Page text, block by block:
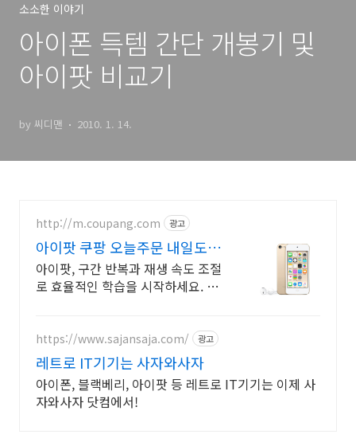
소소한 이야기
아이폰 득템 간단 개봉기 및
아이팟 비교기
by 씨디맨 2010. 1. 14.
http://m.coupang.com 광고
아이팟 쿠팡 오늘주문 내일도착
로켓배송
아이팟, 구간 반복과 재생 속도 조절
로 효율적인 학습을 시작하세요. 스
https://www.sajansaja.com/ 광고
레트로 IT기기는 사자와사자
아이폰, 블랙베리, 아이팟 등 레트로 IT기기는 이제 사
자와사자 닷컴에서!